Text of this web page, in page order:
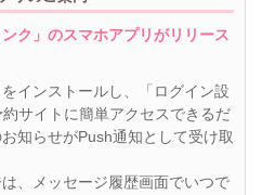
ク」のスマホアプリがリリース
インストールし、「ログイン設
サイトに簡単アクセスできるだ
知らせがPush通知として受け取
、メッセージ履歴画面でいつで